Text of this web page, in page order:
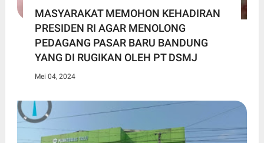
MASYARAKAT MEMOHON KEHADIRAN
PRESIDEN RI AGAR MENOLONG
PEDAGANG PASAR BARU BANDUNG
YANG DI RUGIKAN OLEH PT DSMJ
Mei 04, 2024